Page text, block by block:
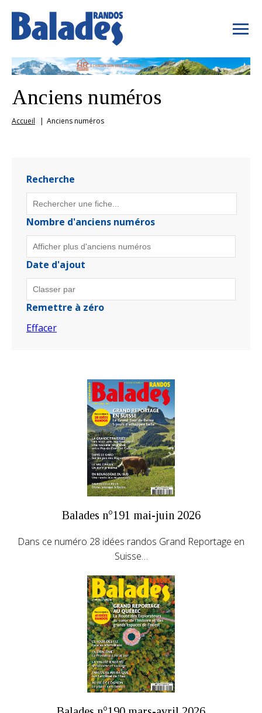
Anciens numéros
Accueil Anciens numéros
Recherche
Nombre d'anciens numéros
Date d'ajout
Remettre à zéro
Effacer
Balades n°191 mai-juin 2026
Dans ce numéro 28 idées randos Grand Reportage en
Suisse…